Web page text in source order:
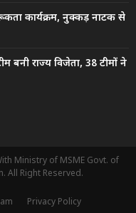
कार्यक्रम, नुक्कड़ नाटक से
बनी राज्य विजेता, 38 टीमों ने
Ministry of MSME Govt. of
All Right Reserved.
Privacy Policy